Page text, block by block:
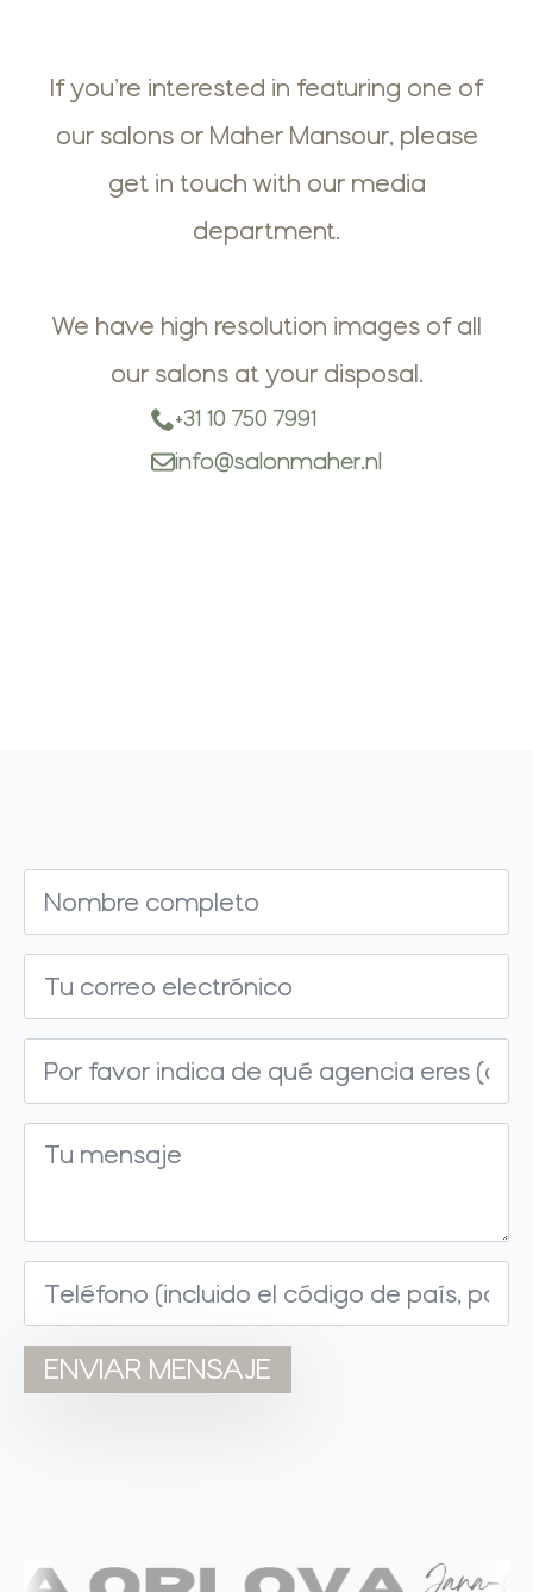
If you’re interested in featuring one of
our salons or Maher Mansour, please
get in touch with our media
department.
We have high resolution images of all
our salons at your disposal.
+31 10 750 7991
info@salonmaher.nl
Nombre
Correo
electrónico
*
Agencia
Mensaje
Teléfono
ENVIAR MENSAJE